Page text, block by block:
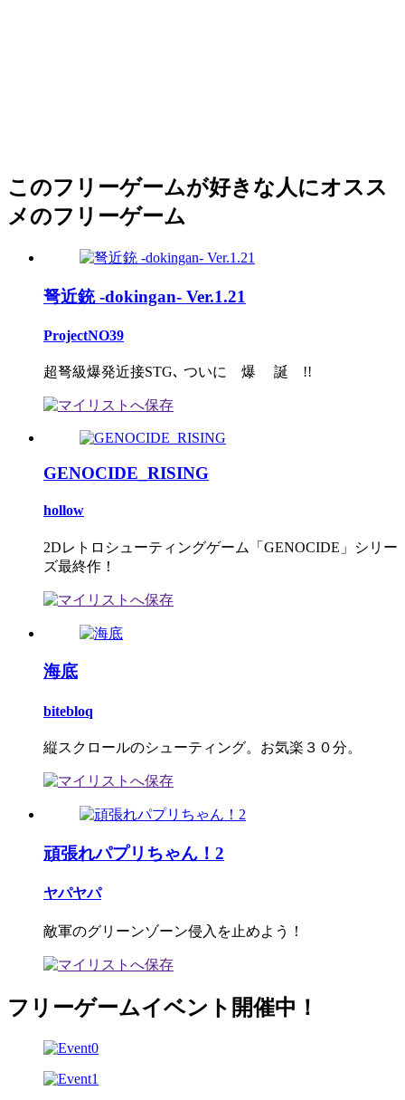
このフリーゲームが好きな人にオスス
メのフリーゲーム
弩近銃 -dokingan- Ver.1.21
ProjectNO39
超弩級爆発近接STG､ ついに 爆 誕 !!
GENOCIDE_RISING
hollow
2Dレトロシューティングゲーム「GENOCIDE」シリー
ズ最終作！
海底
bitebloq
縦スクロールのシューティング。お気楽３０分。
頑張れパプリちゃん！2
ヤパヤパ
敵軍のグリーンゾーン侵入を止めよう！
フリーゲームイベント開催中！